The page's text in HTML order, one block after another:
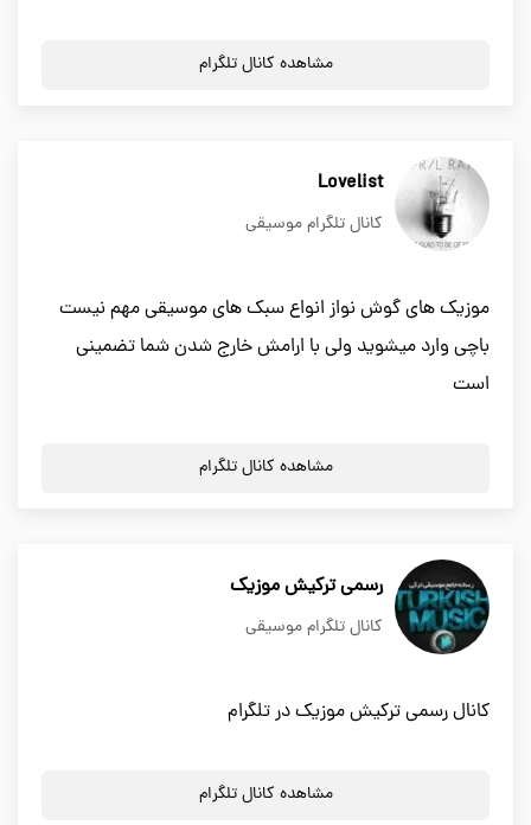
مشاهده کانال تلگرام
Lovelist
کانال تلگرام موسیقی
موزیک های گوش نواز انواع سبک های موسیقی مهم نیست
باچی وارد میشوید ولی با ارامش خارج شدن شما تضمینی
است
مشاهده کانال تلگرام
رسمی ترکیش موزیک
کانال تلگرام موسیقی
کانال رسمی ترکیش موزیک در تلگرام
مشاهده کانال تلگرام